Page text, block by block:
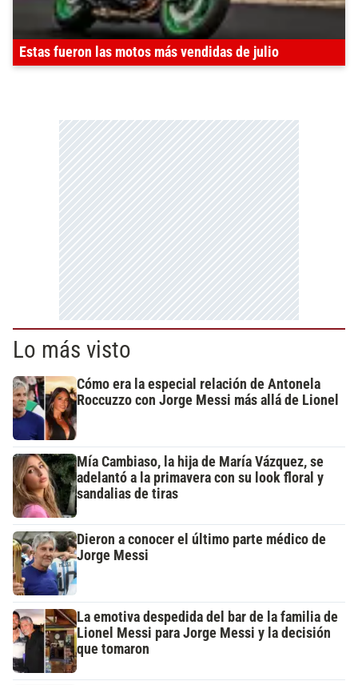
Estas fueron las motos más vendidas de julio
Lo más visto
Cómo era la especial relación de Antonela
Roccuzzo con Jorge Messi más allá de Lionel
Mía Cambiaso, la hija de María Vázquez, se
adelantó a la primavera con su look floral y
sandalias de tiras
Dieron a conocer el último parte médico de
Jorge Messi
La emotiva despedida del bar de la familia de
Lionel Messi para Jorge Messi y la decisión
que tomaron